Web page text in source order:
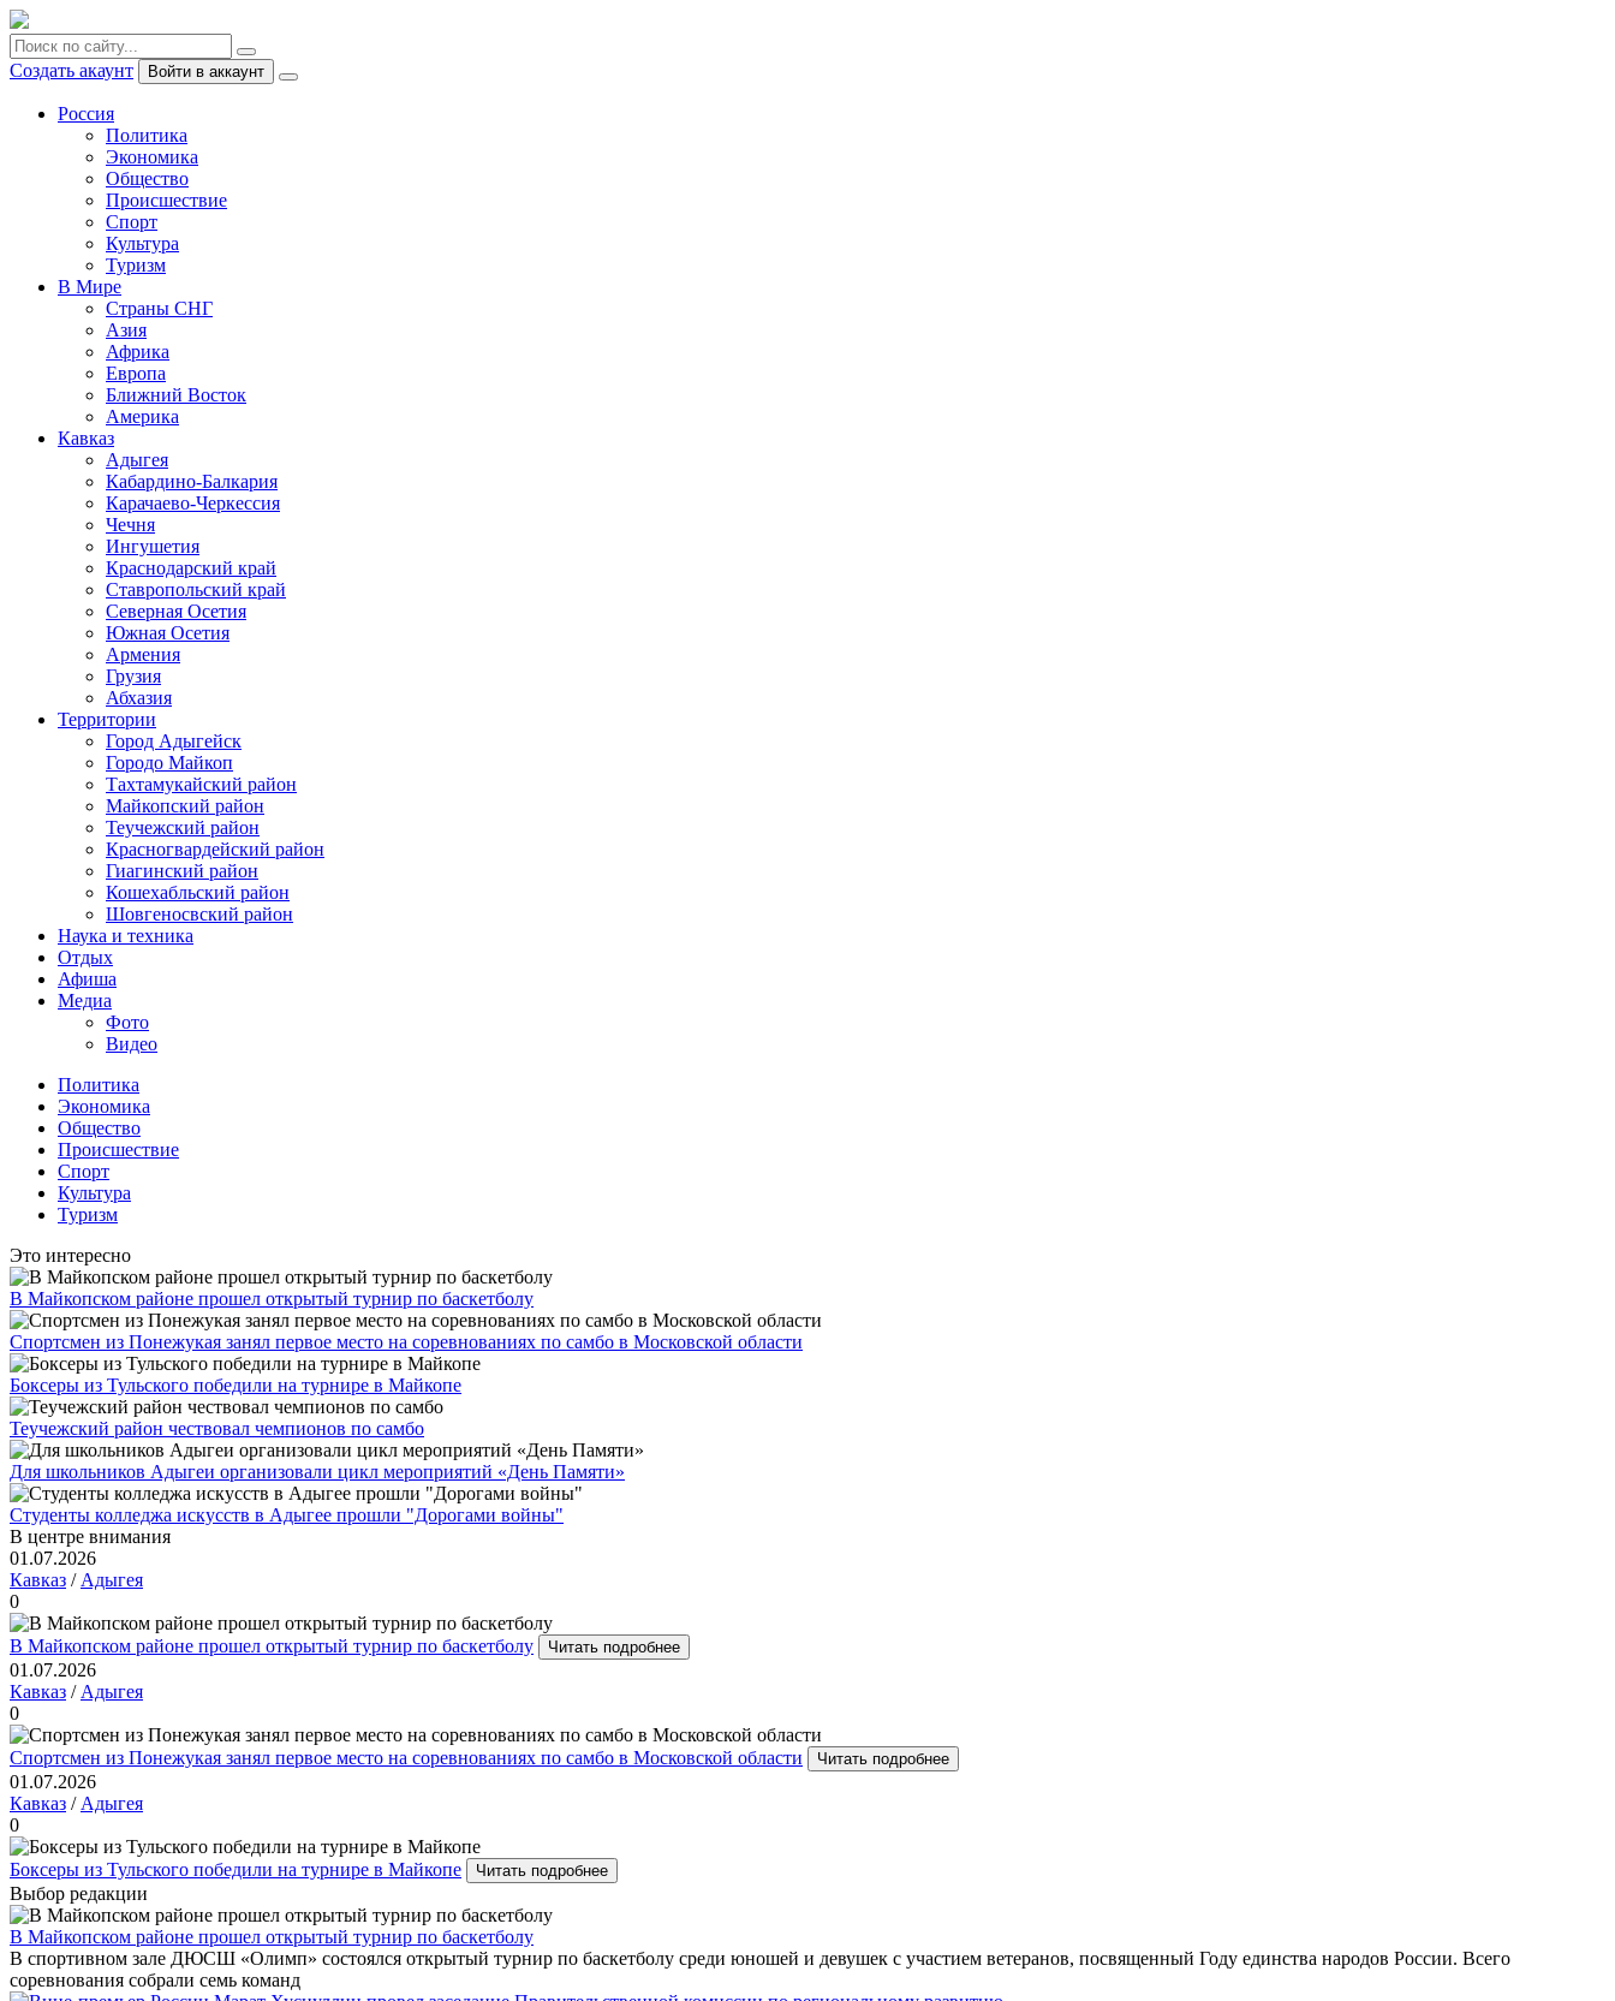
Создать акаунт Войти в аккаунт
Россия
Политика
Экономика
Общество
Происшествие
Спорт
Культура
Туризм
В Мире
Страны СНГ
Азия
Африка
Европа
Ближний Восток
Америка
Кавказ
Адыгея
Кабардино-Балкария
Карачаево-Черкессия
Чечня
Ингушетия
Краснодарский край
Ставропольский край
Северная Осетия
Южная Осетия
Армения
Грузия
Абхазия
Территории
Город Адыгейск
Городо Майкоп
Тахтамукайский район
Майкопский район
Теучежский район
Красногвардейский район
Гиагинский район
Кошехабльский район
Шовгеносвский район
Наука и техника
Отдых
Афиша
Медиа
Фото
Видео
Политика
Экономика
Общество
Происшествие
Спорт
Культура
Туризм
Это интересно
В Майкопском районе прошел открытый турнир по баскетболу
Спортсмен из Понежукая занял первое место на соревнованиях по самбо в Московской области
Боксеры из Тульского победили на турнире в Майкопе
Теучежский район чествовал чемпионов по самбо
Для школьников Адыгеи организовали цикл мероприятий «День Памяти»
Студенты колледжа искусств в Адыгее прошли "Дорогами войны"
В центре внимания
01.07.2026
Кавказ / Адыгея
0
В Майкопском районе прошел открытый турнир по баскетболу Читать подробнее
01.07.2026
Кавказ / Адыгея
0
Спортсмен из Понежукая занял первое место на соревнованиях по самбо в Московской области Читать подробнее
01.07.2026
Кавказ / Адыгея
0
Боксеры из Тульского победили на турнире в Майкопе Читать подробнее
Выбор редакции
В Майкопском районе прошел открытый турнир по баскетболу
В спортивном зале ДЮСШ «Олимп» состоялся открытый турнир по баскетболу среди юношей и девушек с участием ветеранов, посвященный Году единства народов России. Всего
соревнования собрали семь команд